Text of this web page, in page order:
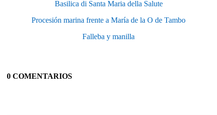
Basilica di Santa Maria della Salute
Procesión marina frente a María de la O de Tambo
Falleba y manilla
0 COMENTARIOS